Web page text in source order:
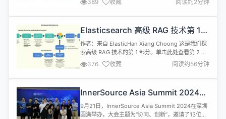
陈睿表示，AI已成为年轻人在B站上最为关注的内容
之一，也是增长最快的科技内容。数据显示，中国
容之一。 每个月有超过8000万的用户在B站观看AI
相关的内容，...
389 收藏 阅读约2分钟
Elasticsearch 高级 RAG 技术第 1
部分：数据处理
作者：来自 ElasticHan Xiang Choong 这是我们探
索高级 RAG 技术的第 1 部分。单击此处查看第 2 部
分！ 最近的论文《寻找检索增强生成的最佳实践》通
过实证评估了各种 RAG 增强技术的有效性，目的是
汇集一套 RAG 的最佳实践。 我们将实施其中一些建
块/sentence chunki...
376 收藏 阅读约56分钟
InnerSource Asia Summit 2024圆
满召开
9月21日，InnerSource Asia Summit 2024在深圳
圆满举办，大会主题为“协同、创新”，邀请了13位来